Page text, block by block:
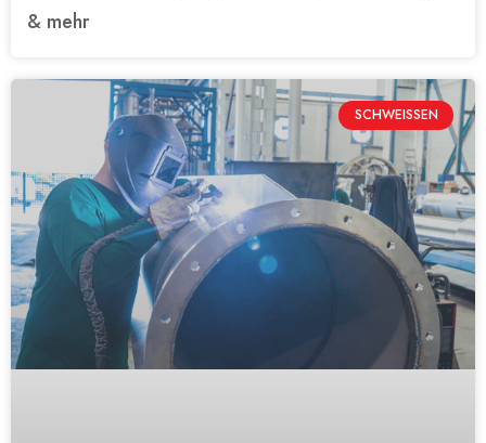
& mehr
SCHWEISSEN